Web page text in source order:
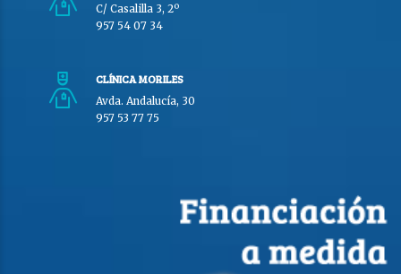
C/ Casalilla 3, 2º
957 54 07 34
CLÍNICA MORILES
Avda. Andalucía, 30
957 53 77 75